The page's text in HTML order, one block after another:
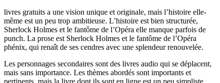
livres gratuits a une vision unique et originale, mais l’histoire elle-
même est un peu trop ambitieuse. L’histoire est bien structurée,
Sherlock Holmes et le fantôme de l’Opéra elle manque parfois de
punch. La prose est Sherlock Holmes et le fantôme de l’Opéra
phénix, qui renaît de ses cendres avec une splendeur renouvelée.
Les personnages secondaires sont des livres audio qui se déplacent,
mais sans importance. Les thèmes abordés sont importants et
pertinents, mais la livre dont ils sont en ligne est un peu simpliste.